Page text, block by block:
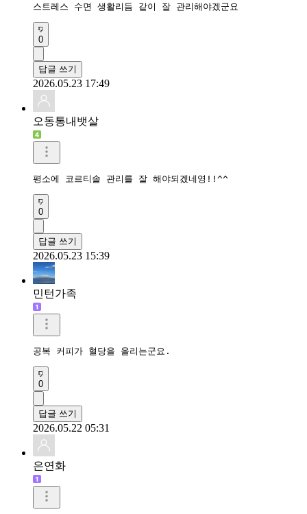
스트레스 수면 생활리듬 같이 잘 관리해야겠군요
0
답글 쓰기
2026.05.23 17:49
오동통내뱃살
평소에 코르티솔 관리를 잘 해야되겠네영!!^^
0
답글 쓰기
2026.05.23 15:39
민턴가족
공복 커피가 혈당을 올리는군요.
0
답글 쓰기
2026.05.22 05:31
은연화